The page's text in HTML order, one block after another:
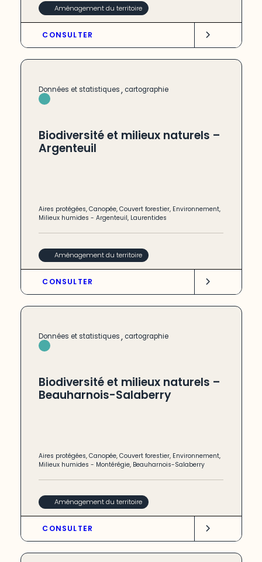
Aménagement du territoire
CONSULTER
Données et statistiques, cartographie
Biodiversité et milieux naturels –
Argenteuil
Aires protégées,Canopée,Couvert forestier, Environnement,
Milieux humides -Argenteuil, Laurentides
Aménagement du territoire
CONSULTER
Données et statistiques, cartographie
Biodiversité et milieux naturels –
Beauharnois-Salaberry
Aires protégées,Canopée,Couvert forestier, Environnement,
Milieux humides - Montérégie, Beauharnois-Salaberry
Aménagement du territoire
CONSULTER